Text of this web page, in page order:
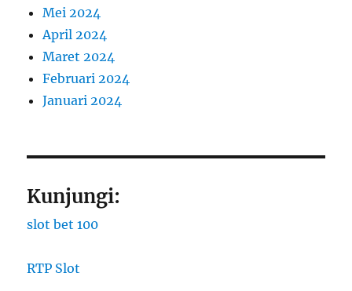
Mei 2024
April 2024
Maret 2024
Februari 2024
Januari 2024
Kunjungi:
slot bet 100
RTP Slot